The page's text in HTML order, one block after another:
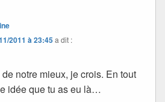
2011 à 23:45a dit :
notre mieux, je crois. En tout
idée que tu as eu là…